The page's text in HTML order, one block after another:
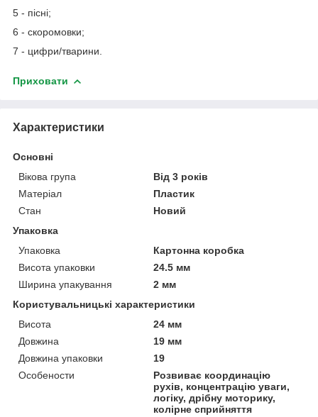
5 - пісні;
6 - скоромовки;
7 - цифри/тварини.
Приховати
Характеристики
Основні
Вікова група
Від 3 років
Матеріал
Пластик
Стан
Новий
Упаковка
Упаковка
Картонна коробка
Висота упаковки
24.5 мм
Ширина упакування
2 мм
Користувальницькі характеристики
Висота
24 мм
Довжина
19 мм
Довжина упаковки
19
Особености
Розвиває координацію
рухів, концентрацію уваги,
логіку, дрібну моторику,
колірне сприйняття